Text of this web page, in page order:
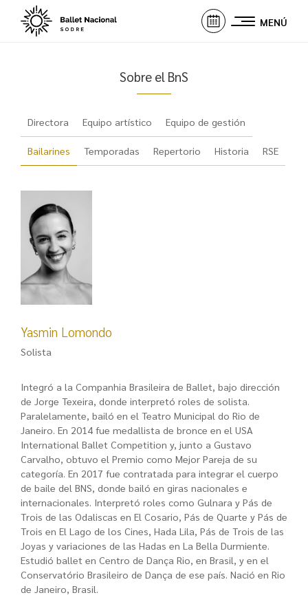
MENÚ
Sobre el BnS
Directora Equipo artístico Equipo de gestión
Bailarines Temporadas Repertorio Historia RSE
Yasmin Lomondo
Solista
Integró a la Companhia Brasileira de Ballet, bajo dirección
de Jorge Texeira, donde interpretó roles de solista.
Paralelamente, bailó en el Teatro Municipal do Rio de
Janeiro. En 2014 fue medallista de bronce en el USA
International Ballet Competition y, junto a Gustavo
Carvalho, obtuvo el Premio como Mejor Pareja de su
categoría. En 2017 fue contratada para integrar el cuerpo
de baile del BNS, donde bailó en giras nacionales e
internacionales. Interpretó roles como Gulnara y Pás de
Trois de las Odaliscas en El Cosario, Pás de Quarte y Pás de
Trois en El Lago de los Cines, Hada Lila, Pás de Trois de las
Joyas y variaciones de las Hadas en La Bella Durmiente.
Estudió ballet en Centro de Dança Rio, en Brasil, y en el
Conservatório Brasileiro de Dança de ese país. Nació en Rio
de Janeiro, Brasil.